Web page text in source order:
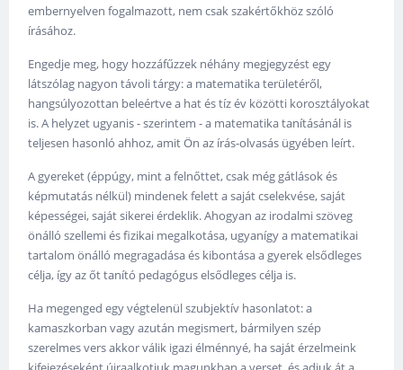
embernyelven fogalmazott, nem csak szakértőkhöz szóló
írásához.
Engedje meg, hogy hozzáfűzzek néhány megjegyzést egy
látszólag nagyon távoli tárgy: a matematika területéről,
hangsúlyozottan beleértve a hat és tíz év közötti korosztályokat
is. A helyzet ugyanis - szerintem - a matematika tanításánál is
teljesen hasonló ahhoz, amit Ön az írás-olvasás ügyében leírt.
A gyereket (éppúgy, mint a felnőttet, csak még gátlások és
képmutatás nélkül) mindenek felett a saját cselekvése, saját
képességei, saját sikerei érdeklik. Ahogyan az irodalmi szöveg
önálló szellemi és fizikai megalkotása, ugyanígy a matematikai
tartalom önálló megragadása és kibontása a gyerek elsődleges
célja, így az őt tanító pedagógus elsődleges célja is.
Ha megenged egy végtelenül szubjektív hasonlatot: a
kamaszkorban vagy azután megismert, bármilyen szép
szerelmes vers akkor válik igazi élménnyé, ha saját érzelmeink